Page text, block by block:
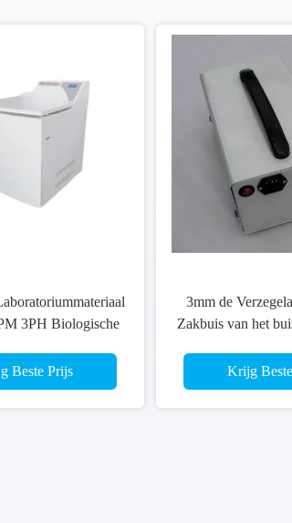
3PH Biologische
14.4L
Beste Prijs
3mm de
Zakbuis van het
Buisverzegelaar
Krijg